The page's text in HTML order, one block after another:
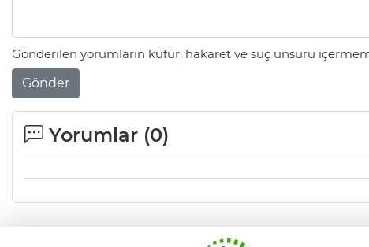
Gönderilen yorumların küfür, hakaret ve suç unsuru
Gönder
Yorumlar (0)